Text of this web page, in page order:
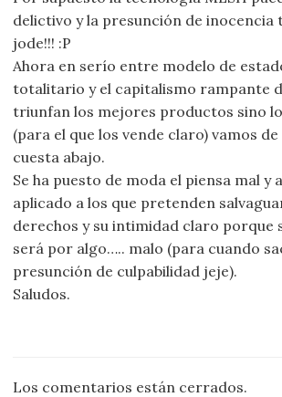
delictivo y la presunción de inocencia
jode!!! :P
Ahora en serío entre modelo de
totalitario y el capitalismo rampante
triunfan los mejores productos sino
(para el que los vende claro) vamos
cuesta abajo.
Se ha puesto de moda el piensa mal y
aplicado a los que pretenden
derechos y su intimidad claro porque
será por algo….. malo (para cuando
presunción de culpabilidad jeje).
Saludos.
Los comentarios están cerrados.